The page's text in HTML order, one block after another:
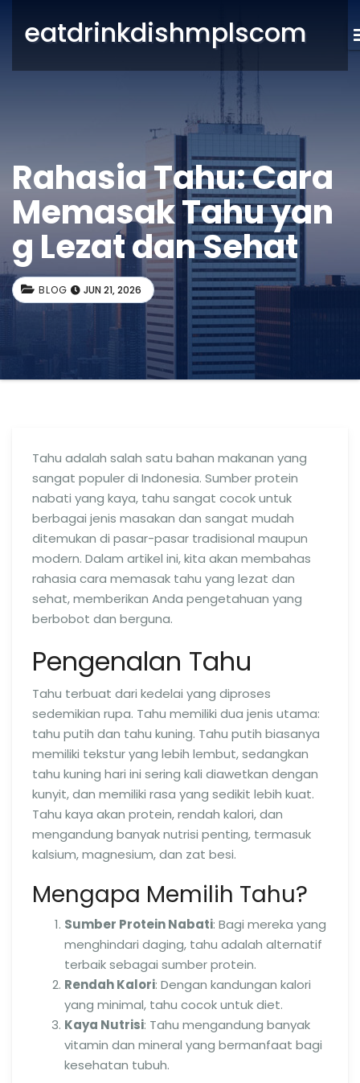
eatdrinkdishmplscom
Rahasia Tahu: Cara
Memasak Tahu yan
g Lezat dan Sehat
BLOG JUN 21, 2026
Tahu adalah salah satu bahan makanan yang
sangat populer di Indonesia. Sumber protein
nabati yang kaya, tahu sangat cocok untuk
berbagai jenis masakan dan sangat mudah
ditemukan di pasar-pasar tradisional maupun
modern. Dalam artikel ini, kita akan membahas
rahasia cara memasak tahu yang lezat dan
sehat, memberikan Anda pengetahuan yang
berbobot dan berguna.
Pengenalan Tahu
Tahu terbuat dari kedelai yang diproses
sedemikian rupa. Tahu memiliki dua jenis utama:
tahu putih dan tahu kuning. Tahu putih biasanya
memiliki tekstur yang lebih lembut, sedangkan
tahu kuning hari ini sering kali diawetkan dengan
kunyit, dan memiliki rasa yang sedikit lebih kuat.
Tahu kaya akan protein, rendah kalori, dan
mengandung banyak nutrisi penting, termasuk
kalsium, magnesium, dan zat besi.
Mengapa Memilih Tahu?
Sumber Protein Nabati: Bagi mereka yang
menghindari daging, tahu adalah alternatif
terbaik sebagai sumber protein.
Rendah Kalori: Dengan kandungan kalori
yang minimal, tahu cocok untuk diet.
Kaya Nutrisi: Tahu mengandung banyak
vitamin dan mineral yang bermanfaat bagi
kesehatan tubuh.